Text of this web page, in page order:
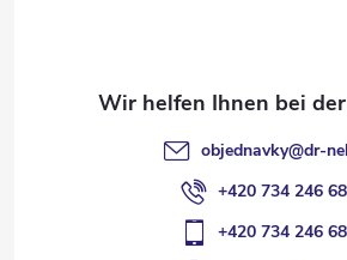
objednavky@dr-
+420 734 246
+420 734 246